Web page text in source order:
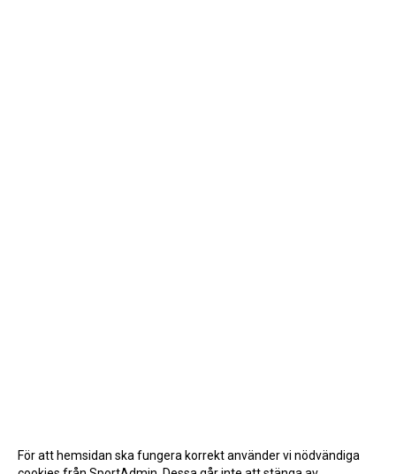
För att hemsidan ska fungera korrekt använder vi nödvändiga